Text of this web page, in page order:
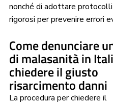
nonché di adottare
rigorosi per prevenire errori
Come denunciare
di malasanità in
chiedere il giusto
risarcimento danni
La procedura per chiedere il